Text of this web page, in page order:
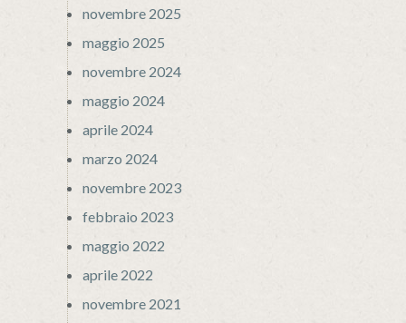
novembre 2025
maggio 2025
novembre 2024
maggio 2024
aprile 2024
marzo 2024
novembre 2023
febbraio 2023
maggio 2022
aprile 2022
novembre 2021